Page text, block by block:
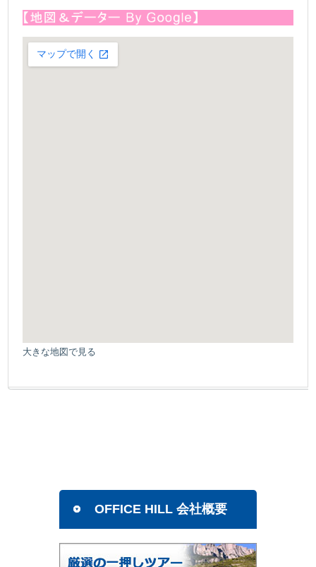
大きな地図で見る
OFFICE HILL 会社概要